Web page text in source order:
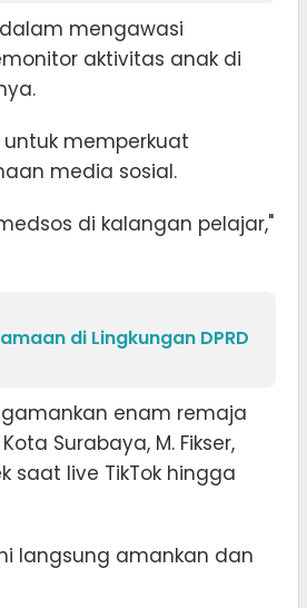
mengawasi
aktivitas anak di
memperkuat
media sosial.
di kalangan pelajar,"
di Lingkungan DPRD
enam remaja
Surabaya, M. Fikser,
saat live TikTok hingga
langsung amankan dan